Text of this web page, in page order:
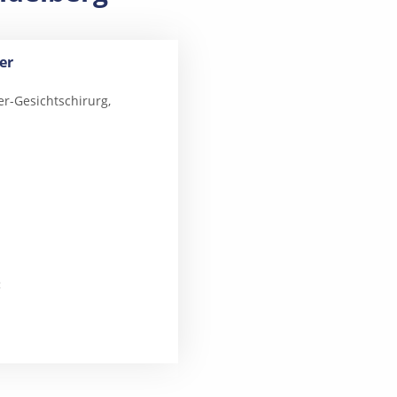
Gesichtschirurg,